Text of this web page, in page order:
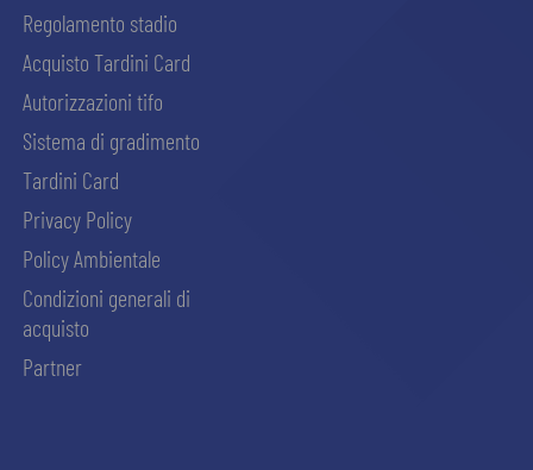
Regolamento stadio
Acquisto Tardini Card
Autorizzazioni tifo
Sistema di gradimento
Tardini Card
Privacy Policy
Policy Ambientale
Condizioni generali di
acquisto
Partner